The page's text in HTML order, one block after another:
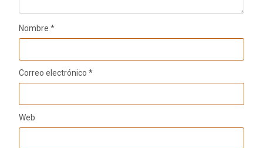
Nombre*
Correo electrónico*
Web